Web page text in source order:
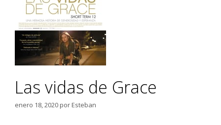
Las vidas de Grace
enero 18, 2020porEsteban